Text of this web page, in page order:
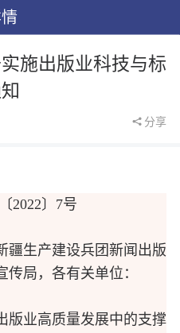
施出版业科技与标
分享
2022〕7号
疆生产建设兵团新闻出版
局，各有关单位：
版业高质量发展中的支撑